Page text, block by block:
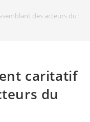
des acteurs du
caritatif
du